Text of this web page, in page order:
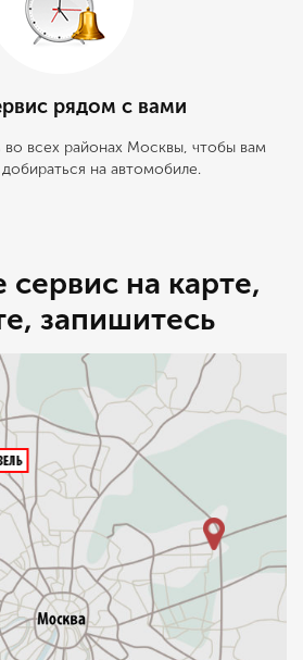
рядом с вами
во всех районах Москвы, чтобы вам
на автомобиле.
на карте,
запишитесь